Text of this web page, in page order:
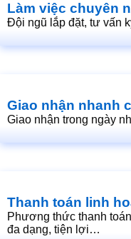
Làm việc chuyên
Đội ngũ lắp đặt, tư vấn
Giao nhận nhanh
Giao nhận trong ngày
Thanh toán linh
Phương thức thanh toán
đa dạng, tiện lợi…